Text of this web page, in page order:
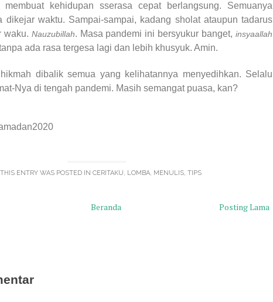
membuat kehidupan sserasa cepat berlangsung. Semuanya
dikejar waktu. Sampai-sampai, kadang sholat ataupun tadarus
waku. Nauzubillah. Masa pandemi ini bersyukur banget,insyaallah
ada rasa tergesa lagi dan lebih khusyuk. Amin.
dibalik semua yang kelihatannya menyedihkan. Selalu
Nya di tengah pandemi. Masih semangat puasa, kan?
ENTRY WAS POSTED IN CERITAKU, LOMBA, MENULIS, TIPS
Posting Lama
Beranda